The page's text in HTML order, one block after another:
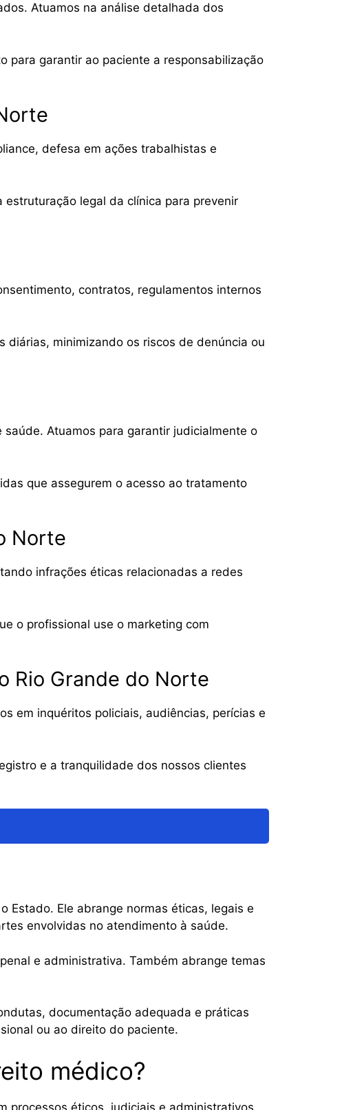
Atuamos na análise detalhada dos
para garantir ao paciente a responsabilização
defesa em ações trabalhistas e
legal da clínica para prevenir
contratos, regulamentos internos
minimizando os riscos de denúncia ou
Atuamos para garantir judicialmente o
que assegurem o acesso ao tratamento
Norte
infrações éticas relacionadas a redes
o profissional use o marketing com
Rio Grande do Norte
em inquéritos policiais, audiências, perícias e
e a tranquilidade dos nossos clientes
Estado. Ele abrange normas éticas, legais e
envolvidas no atendimento à saúde.
e administrativa. Também abrange temas
documentação adequada e práticas
ou ao direito do paciente.
médico?
processos éticos, judiciais e administrativos.